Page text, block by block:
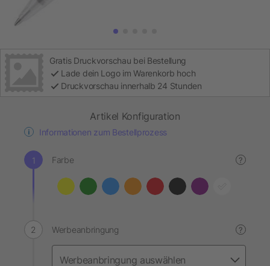
Gratis Druckvorschau bei Bestellung
Lade dein Logo im Warenkorb hoch
Druckvorschau innerhalb 24 Stunden
Artikel Konfiguration
Informationen zum Bestellprozess
Farbe ?
Werbeanbringung ?